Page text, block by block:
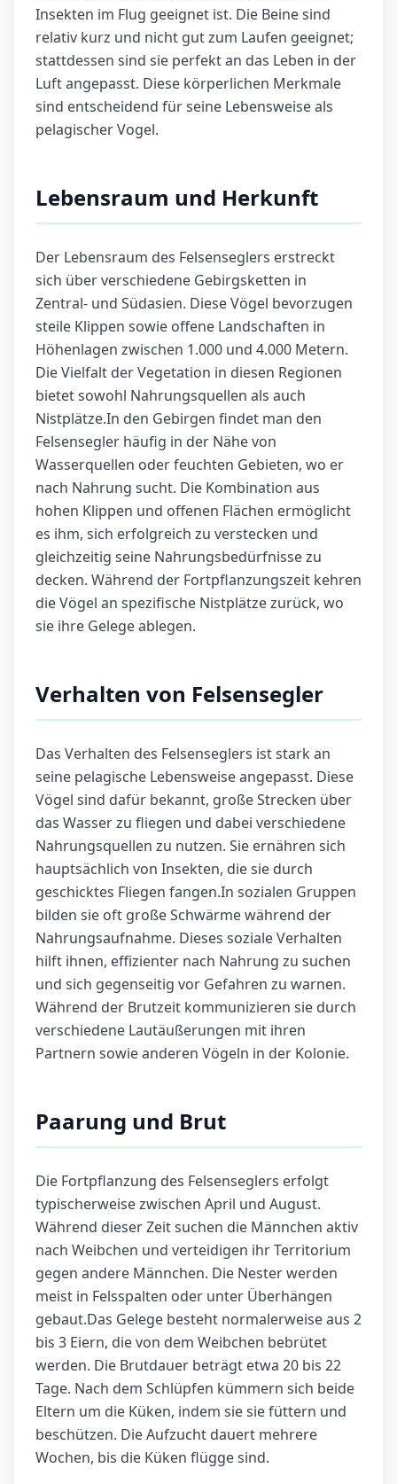
Insekten im Flug geeignet ist. Die Beine sind
relativ kurz und nicht gut zum Laufen geeignet;
stattdessen sind sie perfekt an das Leben in der
Luft angepasst. Diese körperlichen Merkmale
sind entscheidend für seine Lebensweise als
pelagischer Vogel.
Lebensraum und Herkunft
Der Lebensraum des Felsenseglers erstreckt
sich über verschiedene Gebirgsketten in
Zentral- und Südasien. Diese Vögel bevorzugen
steile Klippen sowie offene Landschaften in
Höhenlagen zwischen 1.000 und 4.000 Metern.
Die Vielfalt der Vegetation in diesen Regionen
bietet sowohl Nahrungsquellen als auch
Nistplätze.In den Gebirgen findet man den
Felsensegler häufig in der Nähe von
Wasserquellen oder feuchten Gebieten, wo er
nach Nahrung sucht. Die Kombination aus
hohen Klippen und offenen Flächen ermöglicht
es ihm, sich erfolgreich zu verstecken und
gleichzeitig seine Nahrungsbedürfnisse zu
decken. Während der Fortpflanzungszeit kehren
die Vögel an spezifische Nistplätze zurück, wo
sie ihre Gelege ablegen.
Verhalten von Felsensegler
Das Verhalten des Felsenseglers ist stark an
seine pelagische Lebensweise angepasst. Diese
Vögel sind dafür bekannt, große Strecken über
das Wasser zu fliegen und dabei verschiedene
Nahrungsquellen zu nutzen. Sie ernähren sich
hauptsächlich von Insekten, die sie durch
geschicktes Fliegen fangen.In sozialen Gruppen
bilden sie oft große Schwärme während der
Nahrungsaufnahme. Dieses soziale Verhalten
hilft ihnen, effizienter nach Nahrung zu suchen
und sich gegenseitig vor Gefahren zu warnen.
Während der Brutzeit kommunizieren sie durch
verschiedene Lautäußerungen mit ihren
Partnern sowie anderen Vögeln in der Kolonie.
Paarung und Brut
Die Fortpflanzung des Felsenseglers erfolgt
typischerweise zwischen April und August.
Während dieser Zeit suchen die Männchen aktiv
nach Weibchen und verteidigen ihr Territorium
gegen andere Männchen. Die Nester werden
meist in Felsspalten oder unter Überhängen
gebaut.Das Gelege besteht normalerweise aus 2
bis 3 Eiern, die von dem Weibchen bebrütet
werden. Die Brutdauer beträgt etwa 20 bis 22
Tage. Nach dem Schlüpfen kümmern sich beide
Eltern um die Küken, indem sie sie füttern und
beschützen. Die Aufzucht dauert mehrere
Wochen, bis die Küken flügge sind.